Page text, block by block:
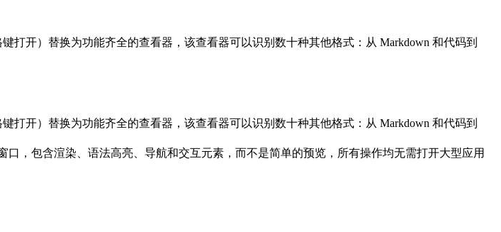
打开）替换为功能齐全的查看器，该查看器可以识别数十种其他格式：从 Markdown 和代码到
打开）替换为功能齐全的查看器，该查看器可以识别数十种其他格式：从 Markdown 和代码到
，包含渲染、语法高亮、导航和交互元素，而不是简单的预览，所有操作均无需打开大型应用